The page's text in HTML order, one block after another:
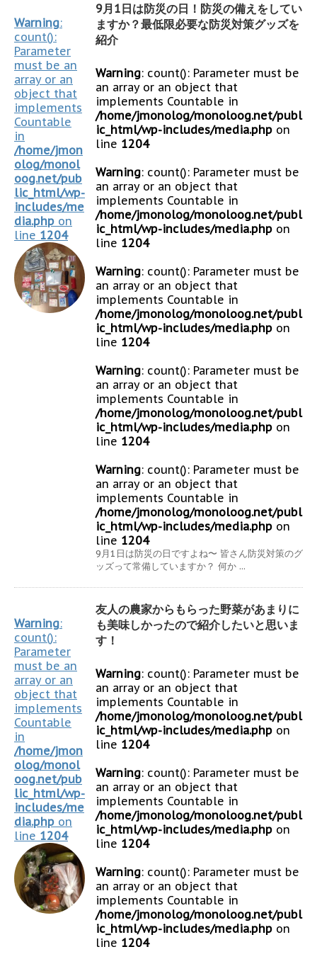
Warning:
count():
Parameter
must be an
array or an
object that
implements
Countable
in
/home/jmon
olog/monol
oog.net/pub
lic_html/wp-
includes/me
dia.php on
line 1204
9月1日は防災の日！防災の備えをしてい
ますか？最低限必要な防災対策グッズを
紹介
Warning: count(): Parameter must be
an array or an object that
implements Countable in
/home/jmonolog/monoloog.net/publ
ic_html/wp-includes/media.php on
line 1204
Warning: count(): Parameter must be
an array or an object that
implements Countable in
/home/jmonolog/monoloog.net/publ
ic_html/wp-includes/media.php on
line 1204
Warning: count(): Parameter must be
an array or an object that
implements Countable in
/home/jmonolog/monoloog.net/publ
ic_html/wp-includes/media.php on
line 1204
Warning: count(): Parameter must be
an array or an object that
implements Countable in
/home/jmonolog/monoloog.net/publ
ic_html/wp-includes/media.php on
line 1204
Warning: count(): Parameter must be
an array or an object that
implements Countable in
/home/jmonolog/monoloog.net/publ
ic_html/wp-includes/media.php on
line 1204
9月1日は防災の日ですよね〜 皆さん防災対策のグ
ッズって常備していますか？ 何か ...
Warning:
count():
Parameter
must be an
array or an
object that
implements
Countable
in
/home/jmon
olog/monol
oog.net/pub
lic_html/wp-
includes/me
dia.php on
line 1204
友人の農家からもらった野菜があまりに
も美味しかったので紹介したいと思いま
す！
Warning: count(): Parameter must be
an array or an object that
implements Countable in
/home/jmonolog/monoloog.net/publ
ic_html/wp-includes/media.php on
line 1204
Warning: count(): Parameter must be
an array or an object that
implements Countable in
/home/jmonolog/monoloog.net/publ
ic_html/wp-includes/media.php on
line 1204
Warning: count(): Parameter must be
an array or an object that
implements Countable in
/home/jmonolog/monoloog.net/publ
ic_html/wp-includes/media.php on
line 1204